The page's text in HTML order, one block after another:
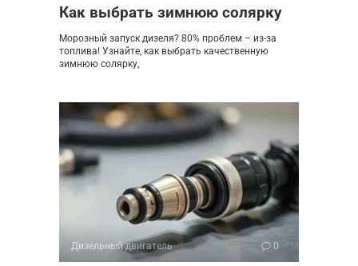
Как выбрать зимнюю солярку
Морозный запуск дизеля? 80% проблем – из-за
топлива! Узнайте, как выбрать качественную
зимнюю солярку,
Дизельный двигатель 0